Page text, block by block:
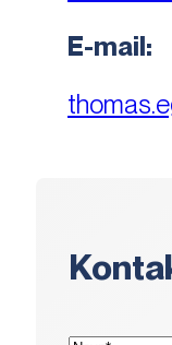
E-mail:
Navn*